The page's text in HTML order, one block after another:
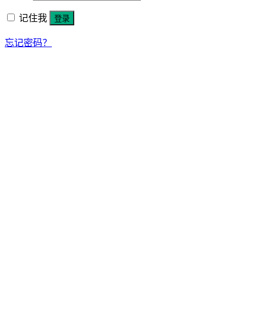
记住我 登录
忘记密码？